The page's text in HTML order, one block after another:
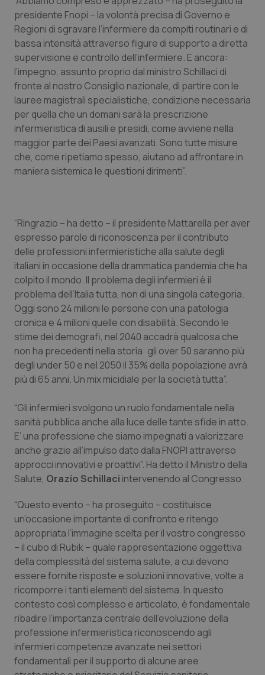
presidente Fnopi – la volontà precisa di Governo e
Regioni di sgravare l’infermiere da compiti routinari e di
bassa intensità attraverso figure di supporto a diretta
supervisione e controllo dell’infermiere. E ancora:
l’impegno, assunto proprio dal ministro Schillaci di
fronte al nostro Consiglio nazionale, di partire con le
lauree magistrali specialistiche, condizione necessaria
per quella che un domani sarà la prescrizione
infermieristica di ausili e presidi, come avviene nella
maggior parte dei Paesi avanzati. Sono tutte misure
che, come ripetiamo spesso, aiutano ad affrontare in
maniera sistemica le questioni dirimenti”.
“Ringrazio – ha detto – il presidente Mattarella per aver
espresso parole di riconoscenza per il contributo
delle professioni infermieristiche alla salute degli
italiani in occasione della drammatica pandemia che ha
colpito il mondo. Il problema degli infermieri è il
problema dell’Italia tutta, non di una singola categoria.
Oggi sono 24 milioni le persone con una patologia
cronica e 4 milioni quelle con disabilità. Secondo le
stime dei demografi, nel 2040 accadrà qualcosa che
non ha precedenti nella storia: gli over 50 saranno più
degli under 50 e nel 2050 il 35% della popolazione avrà
più di 65 anni. Un mix micidiale per la società tutta”.
“Gli infermieri svolgono un ruolo fondamentale nella
sanità pubblica anche alla luce delle tante sfide in atto.
E’ una professione che siamo impegnati a valorizzare
anche grazie all’impulso dato dalla FNOPI attraverso
approcci innovativi e proattivi”. Ha detto il Ministro della
Salute, Orazio Schillaci intervenendo al Congresso.
“Questo evento – ha proseguito – costituisce
un’occasione importante di confronto e ritengo
appropriata l’immagine scelta per il vostro congresso
– il cubo di Rubik – quale rappresentazione oggettiva
della complessità del sistema salute, a cui devono
essere fornite risposte e soluzioni innovative, volte a
ricomporre i tanti elementi del sistema. In questo
contesto così complesso e articolato, è fondamentale
ribadire l’importanza centrale dell’evoluzione della
professione infermieristica riconoscendo agli
infermieri competenze avanzate nei settori
fondamentali per il supporto di alcune aree